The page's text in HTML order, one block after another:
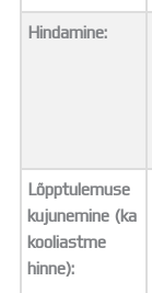
Hindamine:
Lõpptulemuse
kujunemine (ka
kooliastme
hinne):